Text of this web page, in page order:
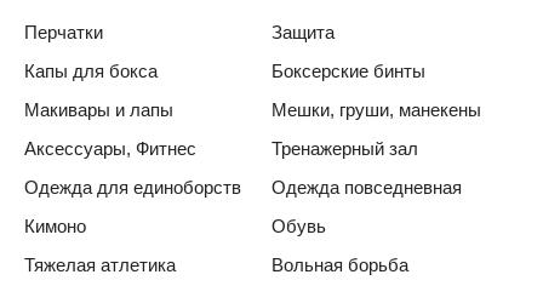
Перчатки
Защита
Капы для бокса
Боксерские бинты
Макивары и лапы
Мешки, груши, манекены
Аксессуары, Фитнес
Тренажерный зал
Одежда для единоборств
Одежда повседневная
Кимоно
Обувь
Тяжелая атлетика
Вольная борьба